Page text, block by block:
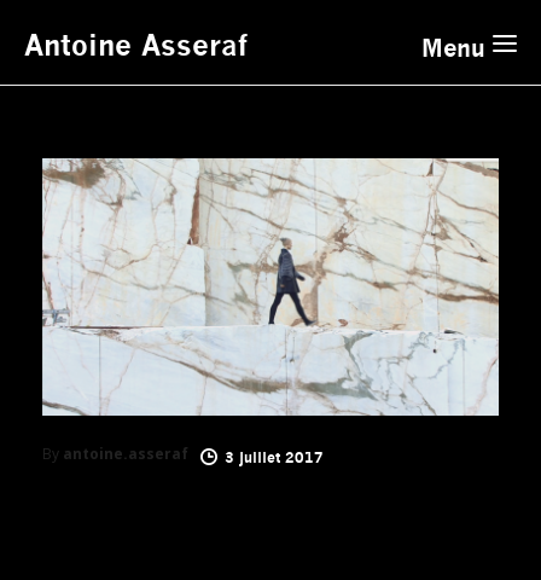
Antoine Asseraf Menu
By antoine.asseraf 3 juillet 2017